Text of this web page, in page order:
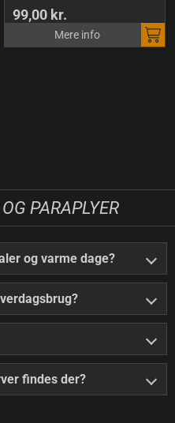
99,00 kr.
Mere info
PARAPLYER
og varme dage?
findes der?